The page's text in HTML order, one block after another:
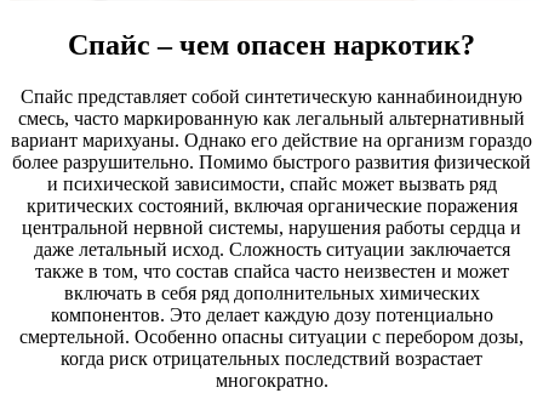
Спайс – чем опасен наркотик?
Спайс представляет собой синтетическую каннабиноидную
смесь, часто маркированную как легальный альтернативный
вариант марихуаны. Однако его действие на организм гораздо
более разрушительно. Помимо быстрого развития физической
и психической зависимости, спайс может вызвать ряд
критических состояний, включая органические поражения
центральной нервной системы, нарушения работы сердца и
даже летальный исход. Сложность ситуации заключается
также в том, что состав спайса часто неизвестен и может
включать в себя ряд дополнительных химических
компонентов. Это делает каждую дозу потенциально
смертельной. Особенно опасны ситуации с перебором дозы,
когда риск отрицательных последствий возрастает
многократно.